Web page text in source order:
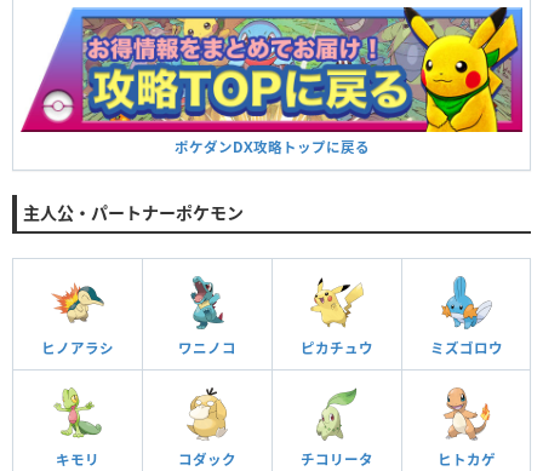
ポケダンDX攻略トップに戻る
主人公・パートナーポケモン
ヒノアラシ ワニノコ ピカチュウ ミズゴロウ
キモリ コダック チコリータ ヒトカゲ